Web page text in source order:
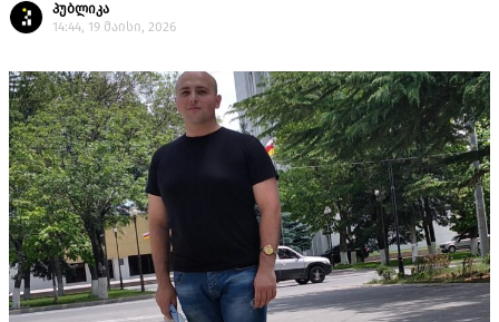
პუბლიკა
14:44, 19 მაისი, 2026